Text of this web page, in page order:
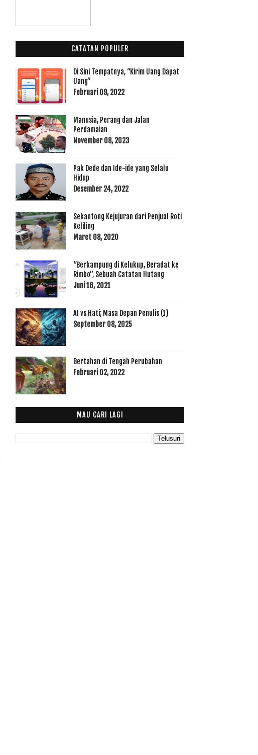
CATATAN POPULER
Di Sini Tempatnya, “Kirim Uang Dapat
Uang”
Februari 09, 2022
Manusia, Perang dan Jalan
Perdamaian
November 08, 2023
Pak Dede dan Ide-ide yang Selalu
Hidup
Desember 24, 2022
Sekantong Kejujuran dari Penjual Roti
Keliling
Maret 08, 2020
“Berkampung di Kelukup, Beradat ke
Rimbo”, Sebuah Catatan Hutang
Juni 16, 2021
AI vs Hati; Masa Depan Penulis (1)
September 08, 2025
Bertahan di Tengah Perubahan
Februari 02, 2022
MAU CARI LAGI